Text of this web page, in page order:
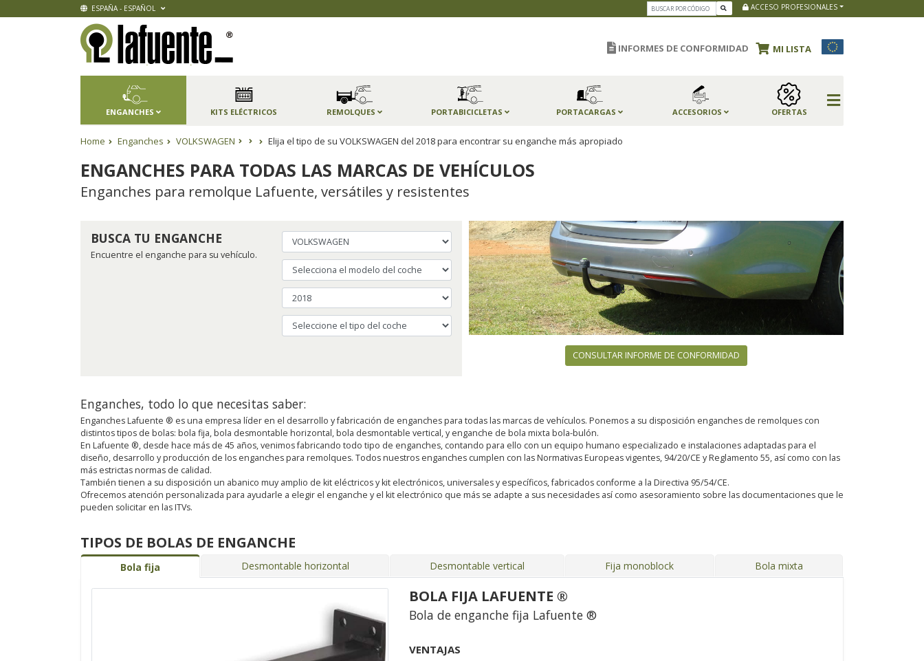
ESPAÑA - ESPAÑOL ACCESO PROFESIONALES
INFORMES DE CONFORMIDAD MI LISTA
ENGANCHES KITS ELÉCTRICOS REMOLQUES PORTABICICLETAS PORTACARGAS ACCESORIOS OFERTAS
Home Enganches VOLKSWAGEN Elija el tipo de su VOLKSWAGEN del 2018 para encontrar su enganche más apropiado
ENGANCHES PARA TODAS LAS MARCAS DE VEHÍCULOS
Enganches para remolque Lafuente, versátiles y resistentes
BUSCA TU ENGANCHE
Encuentre el enganche para su vehículo.
CONSULTAR INFORME DE CONFORMIDAD
Enganches, todo lo que necesitas saber:
Enganches Lafuente ® es una empresa líder en el desarrollo y fabricación de enganches para todas las marcas de vehículos. Ponemos a su disposición enganches de remolques con
distintos tipos de bolas: bola fija, bola desmontable horizontal, bola desmontable vertical, y enganche de bola mixta bola-bulón.
En Lafuente ®, desde hace más de 45 años, venimos fabricando todo tipo de enganches, contando para ello con un equipo humano especializado e instalaciones adaptadas para el
diseño, desarrollo y producción de los enganches para remolques. Todos nuestros enganches cumplen con las Normativas Europeas vigentes, 94/20/CE y Reglamento 55, así como con las
más estrictas normas de calidad.
También tienen a su disposición un abanico muy amplio de kit eléctricos y kit electrónicos, universales y específicos, fabricados conforme a la Directiva 95/54/CE.
Ofrecemos atención personalizada para ayudarle a elegir el enganche y el kit electrónico que más se adapte a sus necesidades así como asesoramiento sobre las documentaciones que le
pueden solicitar en las ITVs.
TIPOS DE BOLAS DE ENGANCHE
Bola fija Desmontable horizontal Desmontable vertical Fija monoblock Bola mixta
BOLA FIJA LAFUENTE ®
Bola de enganche fija Lafuente ®
VENTAJAS